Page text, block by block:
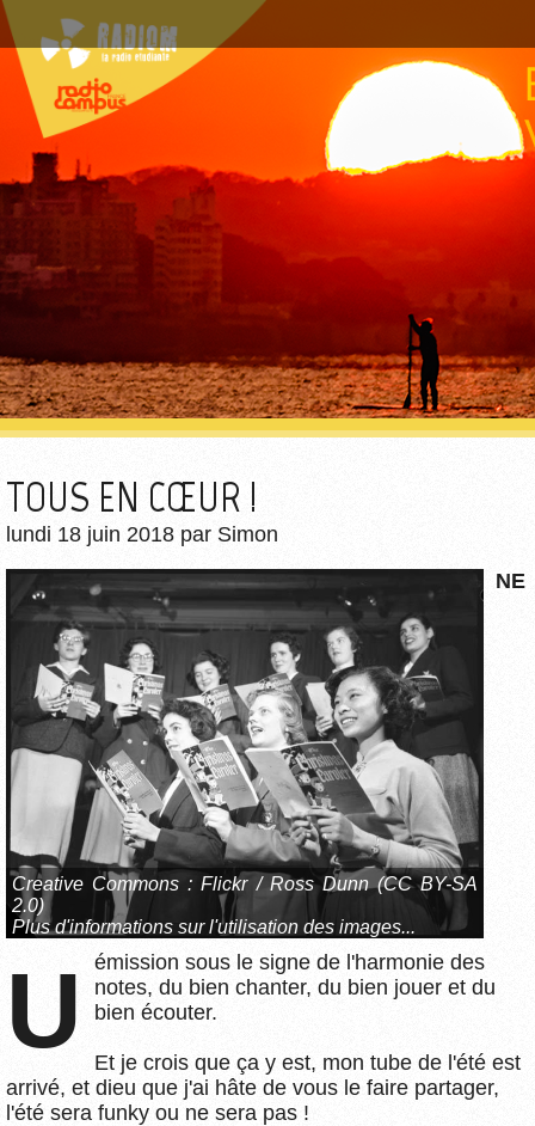
TOUS EN CŒUR !
lundi 18 juin 2018 par Simon
Creative Commons :Flickr / Ross Dunn (CC BY-SA
2.0)
Plus d'informations sur l'utilisation des images...
U
NE
émission sous le signe de l'harmonie des
notes, du bien chanter, du bien jouer et du
bien écouter.
Et je crois que ça y est, mon tube de l'été est
arrivé, et dieu que j'ai hâte de vous le faire partager,
l'été sera funky ou ne sera pas !